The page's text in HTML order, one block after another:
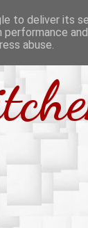
to deliver its
performance
abuse.